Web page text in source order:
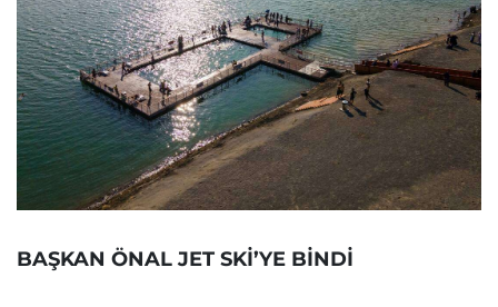
BAŞKAN ÖNAL JET SKİ’YE BİNDİ